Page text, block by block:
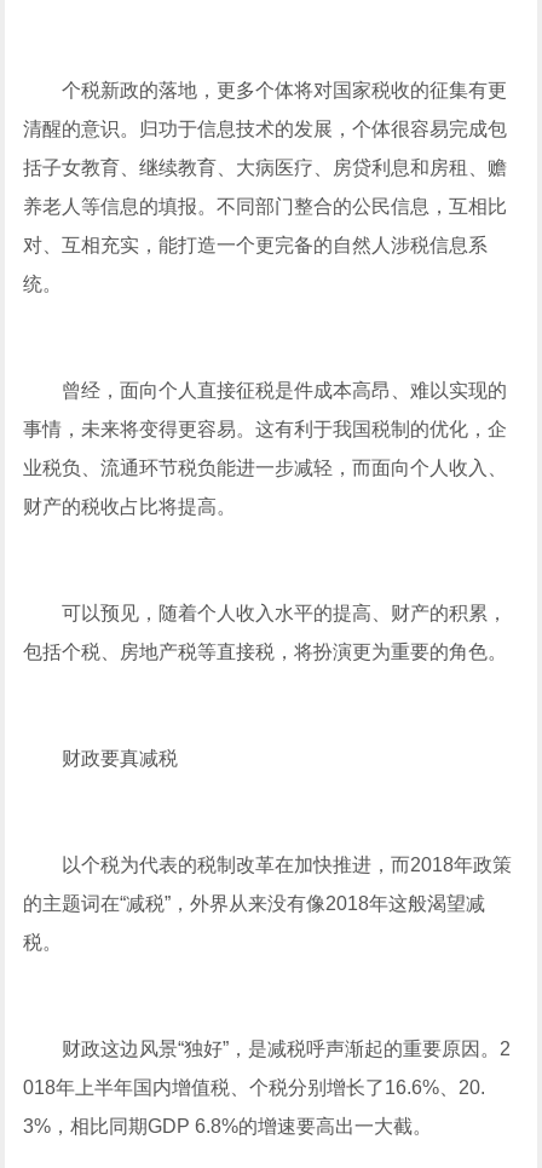
个税新政的落地，更多个体将对国家税收的征集有更
清醒的意识。归功于信息技术的发展，个体很容易完成包
括子女教育、继续教育、大病医疗、房贷利息和房租、赡
养老人等信息的填报。不同部门整合的公民信息，互相比
对、互相充实，能打造一个更完备的自然人涉税信息系
统。
曾经，面向个人直接征税是件成本高昂、难以实现的
事情，未来将变得更容易。这有利于我国税制的优化，企
业税负、流通环节税负能进一步减轻，而面向个人收入、
财产的税收占比将提高。
可以预见，随着个人收入水平的提高、财产的积累，
包括个税、房地产税等直接税，将扮演更为重要的角色。
财政要真减税
以个税为代表的税制改革在加快推进，而2018年政策
的主题词在“减税”，外界从来没有像2018年这般渴望减
税。
财政这边风景“独好”，是减税呼声渐起的重要原因。2
018年上半年国内增值税、个税分别增长了16.6%、20.
3%，相比同期GDP 6.8%的增速要高出一大截。